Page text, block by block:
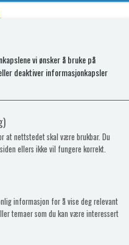
vi ønsker å bruke på
deaktiver informasjonkapsler
at nettstedet skal være brukbar. Du
ellers ikke vil fungere korrekt.
informasjon for å vise deg relevant
temaer som du kan være interessert